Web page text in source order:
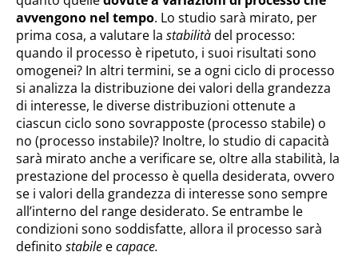
avvengono nel tempo. Lo studio sarà mirato, per
prima cosa, a valutare la stabilitàdel processo:
quando il processo è ripetuto, i suoi risultati sono
omogenei? In altri termini, se a ogni ciclo di processo
si analizza la distribuzione dei valori della grandezza
di interesse, le diverse distribuzioni ottenute a
ciascun ciclo sono sovrapposte (processo stabile) o
no (processo instabile)? Inoltre, lo studio di capacità
sarà mirato anche a verificare se, oltre alla stabilità, la
prestazione del processo è quella desiderata, ovvero
se i valori della grandezza di interesse sono sempre
all’interno del range desiderato. Se entrambe le
condizioni sono soddisfatte, allora il processo sarà
definito stabile ecapace.